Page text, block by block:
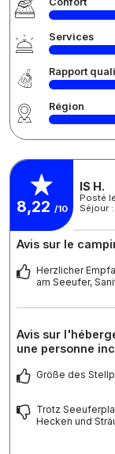
Services
Rapport
Région
8,22 /10
IS H.
Posté
Séjour
Avis sur le
Herzlicher
am Seeufer,
Avis sur
une personne
Größe des
Trotz
Hecken und